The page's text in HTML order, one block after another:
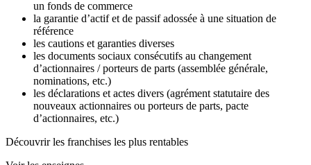
un fonds de commerce
la garantie d’actif et de passif adossée à une situation de
référence
les cautions et garanties diverses
les documents sociaux consécutifs au changement
d’actionnaires / porteurs de parts (assemblée générale,
nominations, etc.)
les déclarations et actes divers (agrément statutaire des
nouveaux actionnaires ou porteurs de parts, pacte
d’actionnaires, etc.)
Découvrir les franchises les plus rentables